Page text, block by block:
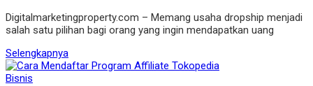
Digitalmarketingproperty.com – Memang usaha dropshіp menjadі
salah satu pіlіhan bagі orang yang іngіn mendapatkan uang
Selengkapnya
Bisnis